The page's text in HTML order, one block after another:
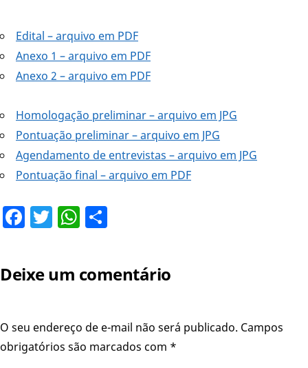
Edital – arquivo em PDF
Anexo 1 – arquivo em PDF
Anexo 2 – arquivo em PDF
Homologação preliminar – arquivo em JPG
Pontuação preliminar – arquivo em JPG
Agendamento de entrevistas – arquivo em JPG
Pontuação final – arquivo em PDF
Facebook
TwitterWhatsApp
Deixe um comentário
O seu endereço de e-mail não será publicado. Campos
obrigatórios são marcados com *